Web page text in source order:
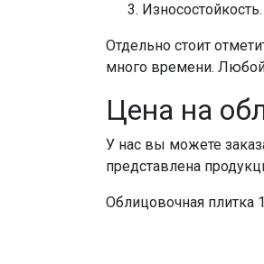
Отдельно стоит
много времени.
Цена на
У нас вы можете
представлена
Облицовочная плитка